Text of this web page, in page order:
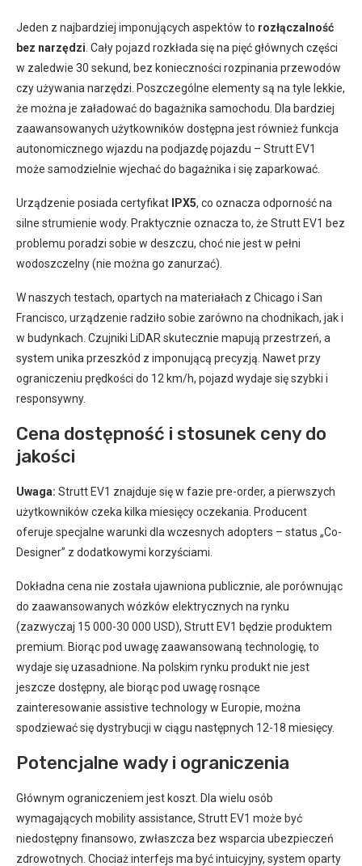
Jeden z najbardziej imponujących aspektów to rozłączalność
bez narzędzi . Cały pojazd rozkłada się na pięć głównych części
w zaledwie 30 sekund, bez konieczności rozpinania przewodów
czy używania narzędzi. Poszczególne elementy są na tyle lekkie,
że można je załadować do bagażnika samochodu. Dla bardziej
zaawansowanych użytkowników dostępna jest również funkcja
autonomicznego wjazdu na podjazdę pojazdu – Strutt EV1
może samodzielnie wjechać do bagażnika i się zaparkować.
Urządzenie posiada certyfikat IPX5, co oznacza odporność na
silne strumienie wody. Praktycznie oznacza to, że Strutt EV1 bez
problemu poradzi sobie w deszczu, choć nie jest w pełni
wodoszczelny (nie można go zanurzać).
W naszych testach, opartych na materiałach z Chicago i San
Francisco, urządzenie radziło sobie zarówno na chodnikach, jak i
w budynkach. Czujniki LiDAR skutecznie mapują przestrzeń, a
system unika przeszkód z imponującą precyzją. Nawet przy
ograniczeniu prędkości do 12 km/h, pojazd wydaje się szybki i
responsywny.
Cena dostępność i stosunek ceny do
jakości
Uwaga: Strutt EV1 znajduje się w fazie pre-order, a pierwszych
użytkowników czeka kilka miesięcy oczekania. Producent
oferuje specjalne warunki dla wczesnych adopters – status „Co-
Designer” z dodatkowymi korzyściami.
Dokładna cena nie została ujawniona publicznie, ale porównując
do zaawansowanych wózków elektrycznych na rynku
(zazwyczaj 15 000-30 000 USD), Strutt EV1 będzie produktem
premium. Biorąc pod uwagę zaawansowaną technologię, to
wydaje się uzasadnione. Na polskim rynku produkt nie jest
jeszcze dostępny, ale biorąc pod uwagę rosnące
zainteresowanie assistive technology w Europie, można
spodziewać się dystrybucji w ciągu następnych 12-18 miesięcy.
Potencjalne wady i ograniczenia
Głównym ograniczeniem jest koszt. Dla wielu osób
wymagających mobility assistance, Strutt EV1 może być
niedostępny finansowo, zwłaszcza bez wsparcia ubezpieczeń
zdrowotnych. Chociaż interfejs ma być intuicyjny, system oparty